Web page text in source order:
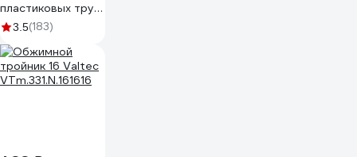
пластиковых труб
Elitech
3.5(183)